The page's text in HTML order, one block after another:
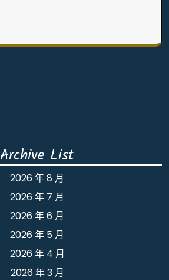
Archive List
2026 年 8 月
2026 年 7 月
2026 年 6 月
2026 年 5 月
2026 年 4 月
2026 年 3 月